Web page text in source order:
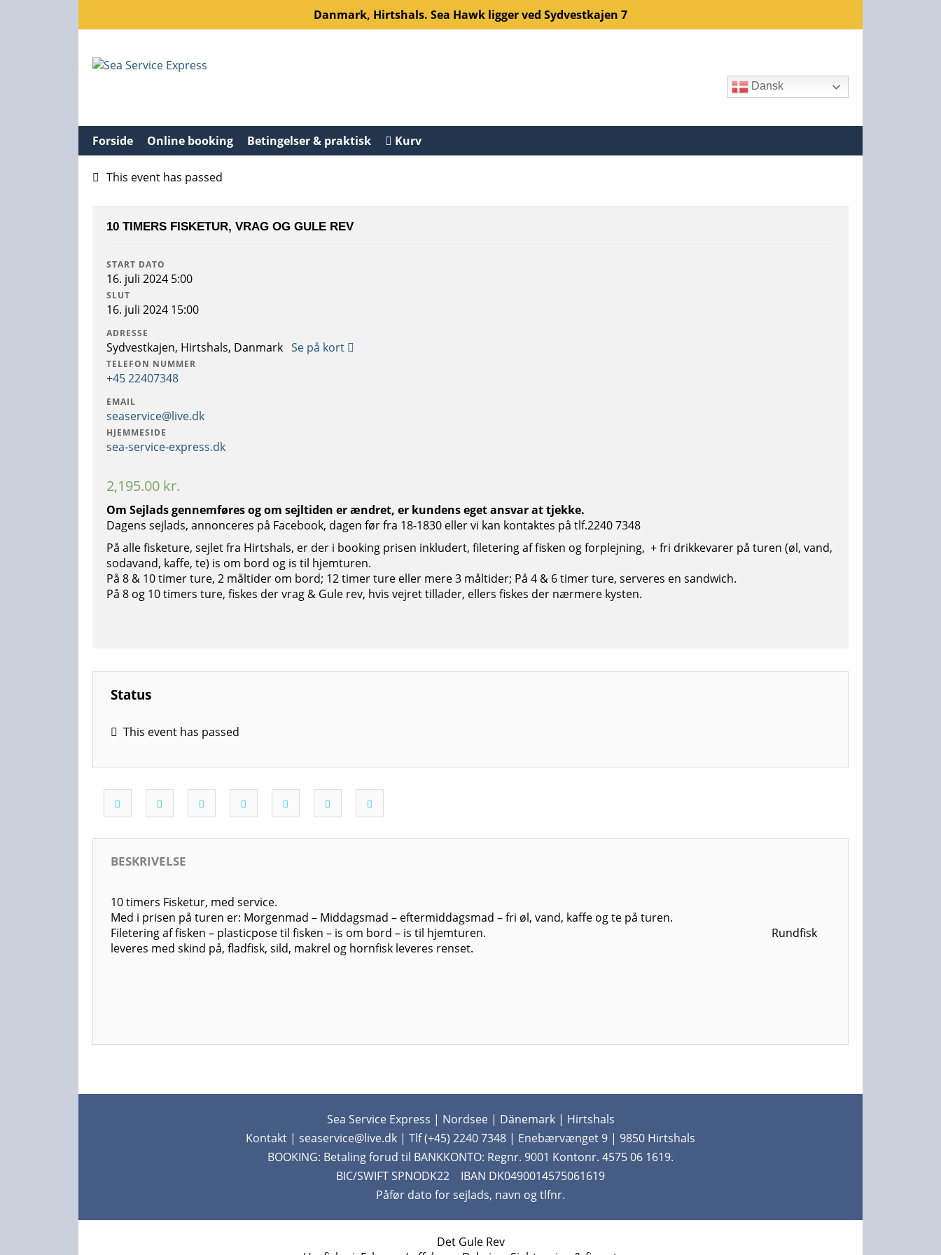
Danmark, Hirtshals. Sea Hawk ligger ved Sydvestkajen 7
Dansk
Forside Online booking Betingelser & praktisk Kurv
This event has passed
10 TIMERS FISKETUR, VRAG OG GULE REV
START DATO
16. juli 2024 5:00
SLUT
16. juli 2024 15:00
ADRESSE
Sydvestkajen, Hirtshals, Danmark Se på kort
TELEFON NUMMER
+45 22407348
EMAIL
seaservice@live.dk
HJEMMESIDE
sea-service-express.dk
2,195.00 kr.
Om Sejlads gennemføres og om sejltiden er ændret, er kundens eget ansvar attjekke.
Dagens sejlads, annonceres på Facebook, dagen før fra 18-1830 eller vi kan kontaktes på tlf.2240 7348
På alle fisketure, sejlet fra Hirtshals, er der i booking prisen inkludert, filetering af fisken og forplejning, + fri drikkevarer på turen (øl, vand,
sodavand, kaffe, te) is om bord og is til hjemturen.
På 8 & 10 timer ture, 2 måltider om bord; 12 timer ture eller mere 3 måltider; På 4 & 6 timer ture, serveres en sandwich.
På 8 og 10 timers ture, fiskes der vrag & Gule rev, hvis vejret tillader, ellers fiskes der nærmere kysten.
Status
This event has passed
BESKRIVELSE
10 timers Fisketur, med service.
Med i prisen på turen er: Morgenmad – Middagsmad – eftermiddagsmad – fri øl, vand, kaffe og te på turen.
Filetering af fisken – plasticpose til fisken – is om bord – is til hjemturen. Rundfisk
leveres med skind på, fladfisk, sild, makrel og hornfisk leveres renset.
Sea Service Express | Nordsee | Dänemark | Hirtshals
Kontakt | seaservice@live.dk | Tlf (+45) 2240 7348 | Enebærvænget 9 | 9850 Hirtshals
BOOKING: Betaling forud til BANKKONTO: Regnr. 9001 Kontonr. 4575 06 1619.
BIC/SWIFT SPNODK22 IBAN DK0490014575061619
Påfør dato for sejlads, navn og tlfnr.
Det Gule Rev